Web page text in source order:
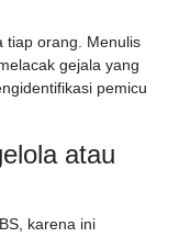
tiap orang. Menulis
gejala yang
pemicu
atau
karena ini